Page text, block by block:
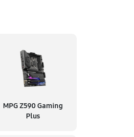
MPG Z590 Gaming
Plus